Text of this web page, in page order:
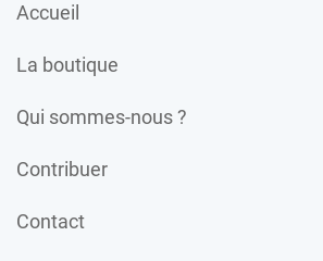
Accueil
La boutique
Qui sommes-nous ?
Contribuer
Contact